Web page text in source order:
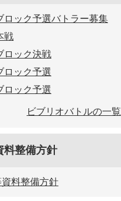
ロック予選バトラー募集
戦
ロック決戦
ロック予選
ロック予選
ビブリオバトルの一覧
料整備方針
資料整備方針